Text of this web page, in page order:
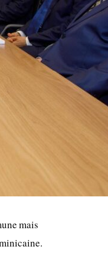
mais